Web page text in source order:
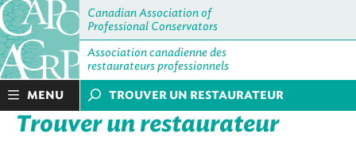
Canadian Association of
Professional Conservators
Association canadienne des
restaurateurs professionnels
MENU TROUVER UN RESTAURATEUR
Trouver un restaurateur